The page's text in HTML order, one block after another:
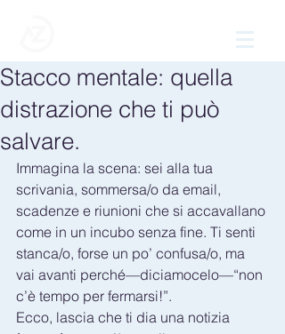
Stacco mentale: quella
distrazione che ti può
salvare.
Immagina la scena: sei alla tua
scrivania, sommersa/o da email,
scadenze e riunioni che si accavallano
come in un incubo senza fine. Ti senti
stanca/o, forse un po’ confusa/o, ma
vai avanti perché—diciamocelo—“non
c’è tempo per fermarsi!”.
Ecco, lascia che ti dia una notizia